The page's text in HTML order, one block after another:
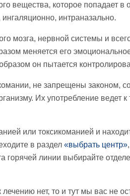
вещества, которое попадает в
интраназально.
мозга, нервной системы и
меняется его
он пытается
не запрещены законом,
Их употребление ведет
или токсикоманией и
в раздел «выбрать центр»
горячей линии выбирайте
нет, то и тут мы вас не